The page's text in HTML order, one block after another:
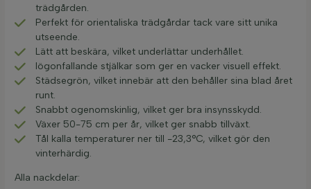
trädgården.
Perfekt för orientaliska trädgårdar tack vare sitt unika
utseende.
Lätt att beskära, vilket underlättar underhållet.
Iögonfallande stjälkar som ger en vacker visuell effekt.
Städsegrön, vilket innebär att den behåller sina blad året
runt.
Snabbt ogenomskinlig, vilket ger bra insynsskydd.
Växer 50-75 cm per år, vilket ger snabb tillväxt.
Tål kalla temperaturer ner till -23,3°C, vilket gör den
vinterhärdig.
Alla nackdelar: